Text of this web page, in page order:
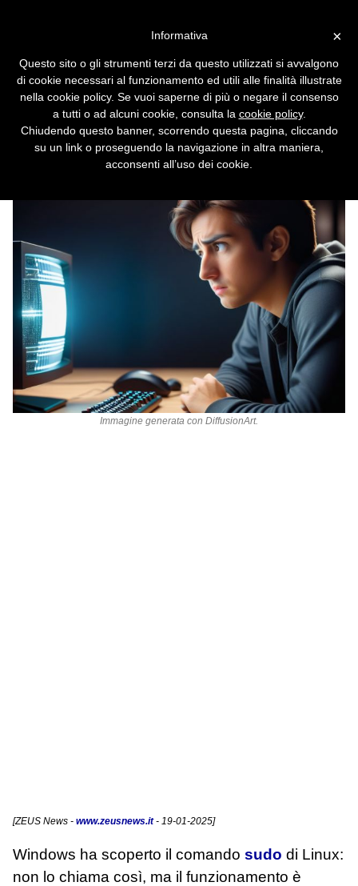
sicurezza con la Protezione
Amministratore
Funziona un po' come il comando “sudo” di
Linux.
Immagine generata con DiffusionArt.
[ZEUS News - www.zeusnews.it- 19-01-2025]
Windows ha scoperto il comando sudo di Linux:
non lo chiama così, ma il funzionamento è
×
Informativa
Questo sito o gli strumenti terzi da questo utilizzati si avvalgono
di cookie necessari al funzionamento ed utili alle finalità illustrate
nella cookie policy. Se vuoi saperne di più o negare il consenso
a tutti o ad alcuni cookie, consulta la cookie policy.
Chiudendo questo banner, scorrendo questa pagina, cliccando
su un link o proseguendo la navigazione in altra maniera,
acconsenti all’uso dei cookie.